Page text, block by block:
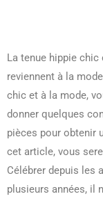
La tenue hippie
reviennent à la
chic et à la mode,
donner quelques
pièces pour obtenir
cet article, vous
Célébrer depuis les
plusieurs années, il